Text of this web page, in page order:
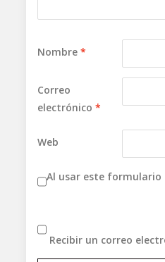
Nombre *
Correo
electrónico *
Web
Al usar este formulario
Recibir un correo